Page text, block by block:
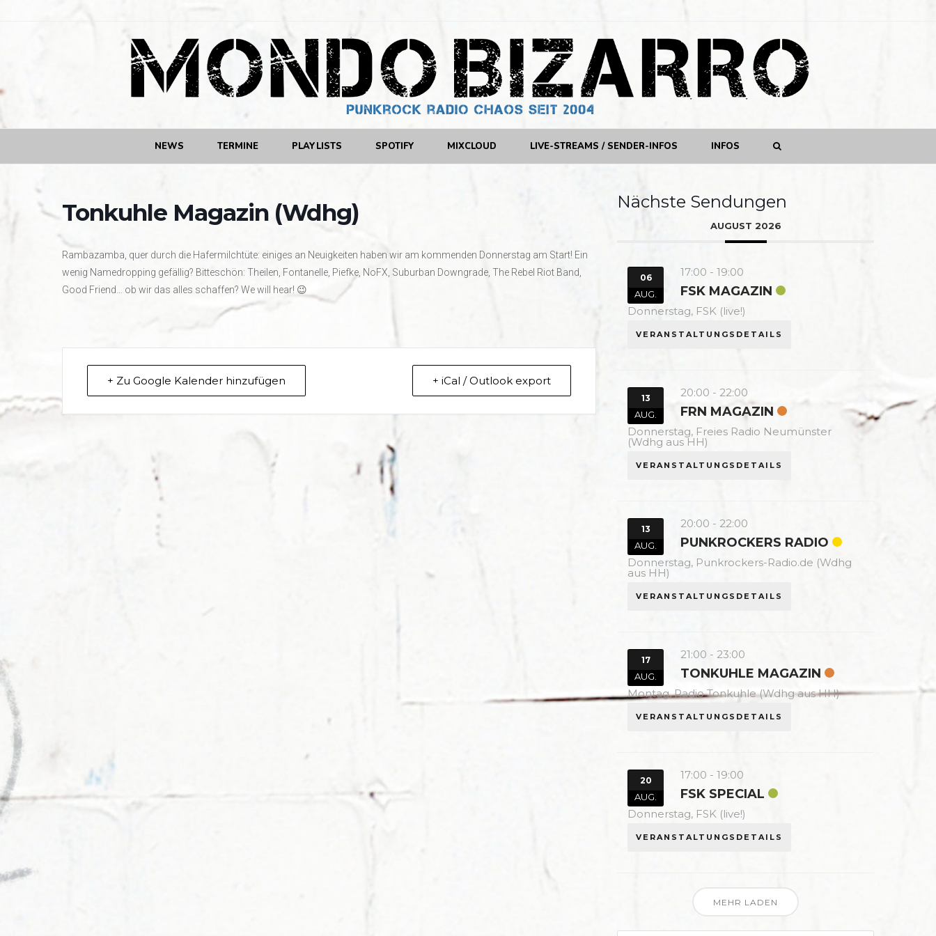
NEWS TERMINE PLAYLISTS SPOTIFY MIXCLOUD LIVE-STREAMS / SENDER-INFOS INFOS
Tonkuhle Magazin (Wdhg)
Rambazamba, quer durch die Hafermilchtüte: einiges an Neuigkeiten haben wir am kommenden Donnerstag am Start! Ein
wenig Namedropping gefällig? Bitteschön: Theilen, Fontanelle, Piefke, NoFX, Suburban Downgrade, The Rebel Riot Band,
Good Friend… ob wir das alles schaffen? We will hear! 😉
+ Zu Google Kalender hinzufügen + iCal / Outlook export
Nächste Sendungen
AUGUST 2026
06
AUG.
17:00 -19:00
FSK MAGAZIN
Donnerstag, FSK (live!)
VERANSTALTUNGSDETAILS
13
AUG.
20:00 - 22:00
FRN MAGAZIN
Donnerstag, Freies Radio Neumünster
(Wdhg aus HH)
VERANSTALTUNGSDETAILS
13
AUG.
20:00 - 22:00
PUNKROCKERS RADIO
Donnerstag, Punkrockers-Radio.de (Wdhg
aus HH)
VERANSTALTUNGSDETAILS
17
AUG.
21:00 - 23:00
TONKUHLE MAGAZIN
Montag,Radio Tonkuhle (Wdhg aus HH)
VERANSTALTUNGSDETAILS
20
AUG.
17:00 -19:00
FSK SPECIAL
Donnerstag, FSK (live!)
VERANSTALTUNGSDETAILS
MEHR LADEN